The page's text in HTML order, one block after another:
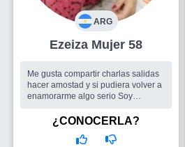
ARG
Ezeiza Mujer 58
Me gusta compartir charlas salidas
hacer amostad y si pudiera volver a
enamorarme algo serio Soy
social De virgo Empatica con el
dolor ajeno Me gusta el cine el te...
Un buen hombre y también
¿CONOCERLA?